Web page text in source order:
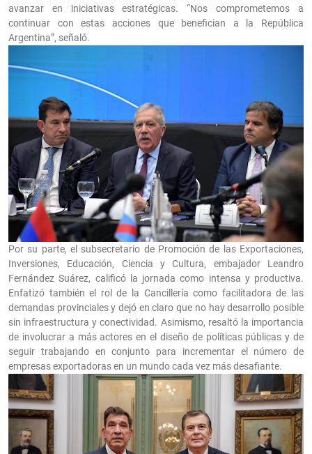
avanzar en iniciativas estratégicas. “Nos comprometemos a
continuar con estas acciones que benefician a la República
Argentina”, señaló.
Por su parte, el subsecretario de Promoción de las Exportaciones,
Inversiones, Educación, Ciencia y Cultura, embajador Leandro
Fernández Suárez, calificó la jornada como intensa y productiva.
Enfatizó también el rol de la Cancillería como facilitadora de las
demandas provinciales y dejó en claro que no hay desarrollo posible
sin infraestructura y conectividad. Asimismo, resaltó la importancia
de involucrar a más actores en el diseño de políticas públicas y de
seguir trabajando en conjunto para incrementar el número de
empresas exportadoras en un mundo cada vez más desafiante.